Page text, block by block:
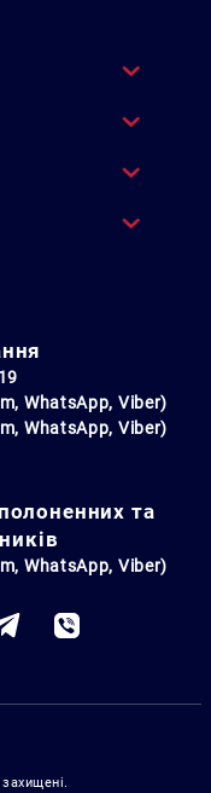
WhatsApp, Viber)
WhatsApp, Viber)
та
WhatsApp, Viber)